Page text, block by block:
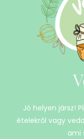
Jó helyen jársz!
ételekről vagy
ami